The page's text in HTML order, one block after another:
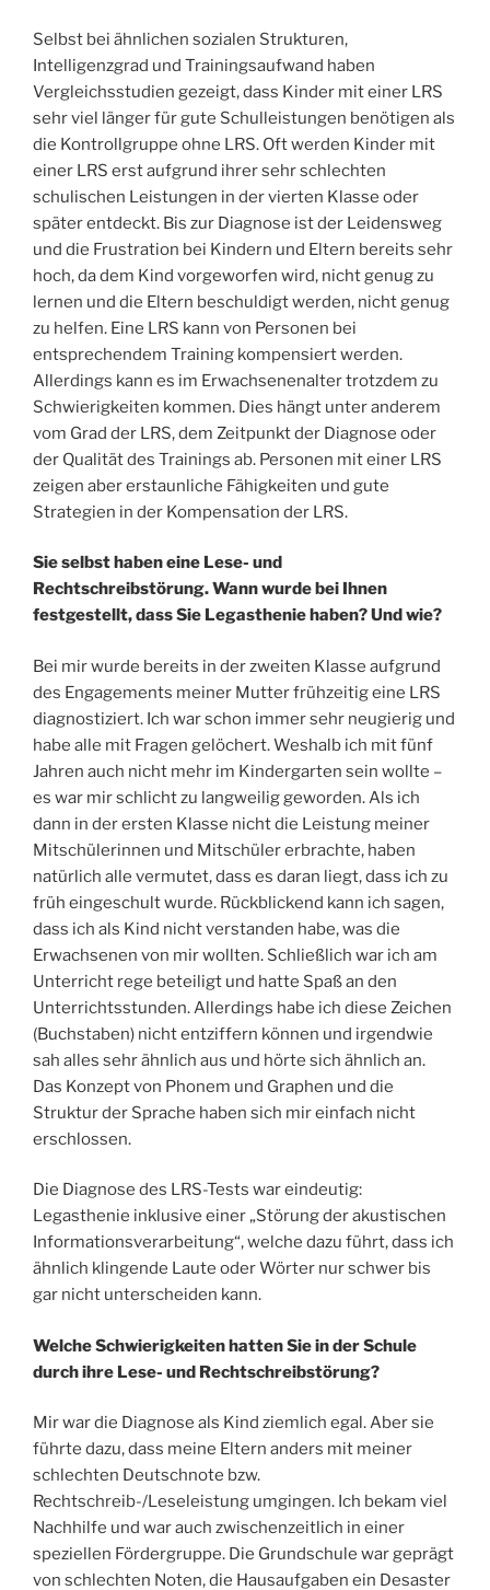
Selbst bei ähnlichen sozialen Strukturen,
Intelligenzgrad und Trainingsaufwand haben
Vergleichsstudien gezeigt, dass Kinder mit einer LRS
sehr viel länger für gute Schulleistungen benötigen als
die Kontrollgruppe ohne LRS. Oft werden Kinder mit
einer LRS erst aufgrund ihrer sehr schlechten
schulischen Leistungen in der vierten Klasse oder
später entdeckt. Bis zur Diagnose ist der Leidensweg
und die Frustration bei Kindern und Eltern bereits sehr
hoch, da dem Kind vorgeworfen wird, nicht genug zu
lernen und die Eltern beschuldigt werden, nicht genug
zu helfen. Eine LRS kann von Personen bei
entsprechendem Training kompensiert werden.
Allerdings kann es im Erwachsenenalter trotzdem zu
Schwierigkeiten kommen. Dies hängt unter anderem
vom Grad der LRS, dem Zeitpunkt der Diagnose oder
der Qualität des Trainings ab. Personen mit einer LRS
zeigen aber erstaunliche Fähigkeiten und gute
Strategien in der Kompensation der LRS.
Sie selbst haben eine Lese- und
Rechtschreibstörung. Wann wurde bei Ihnen
festgestellt, dass Sie Legasthenie haben? Und wie?
Bei mir wurde bereits in der zweiten Klasse aufgrund
des Engagements meiner Mutter frühzeitig eine LRS
diagnostiziert. Ich war schon immer sehr neugierig und
habe alle mit Fragen gelöchert. Weshalb ich mit fünf
Jahren auch nicht mehr im Kindergarten sein wollte –
es war mir schlicht zu langweilig geworden. Als ich
dann in der ersten Klasse nicht die Leistung meiner
Mitschülerinnen und Mitschüler erbrachte, haben
natürlich alle vermutet, dass es daran liegt, dass ich zu
früh eingeschult wurde. Rückblickend kann ich sagen,
dass ich als Kind nicht verstanden habe, was die
Erwachsenen von mir wollten. Schließlich war ich am
Unterricht rege beteiligt und hatte Spaß an den
Unterrichtsstunden. Allerdings habe ich diese Zeichen
(Buchstaben) nicht entziffern können und irgendwie
sah alles sehr ähnlich aus und hörte sich ähnlich an.
Das Konzept von Phonem und Graphen und die
Struktur der Sprache haben sich mir einfach nicht
erschlossen.
Die Diagnose des LRS-Tests war eindeutig:
Legasthenie inklusive einer „Störung der akustischen
Informationsverarbeitung“, welche dazu führt, dass ich
ähnlich klingende Laute oder Wörter nur schwer bis
gar nicht unterscheiden kann.
Welche Schwierigkeiten hatten Sie in der Schule
durch ihre Lese- und Rechtschreibstörung?
Mir war die Diagnose als Kind ziemlich egal. Aber sie
führte dazu, dass meine Eltern anders mit meiner
schlechten Deutschnote bzw.
Rechtschreib-/Leseleistung umgingen. Ich bekam viel
Nachhilfe und war auch zwischenzeitlich in einer
speziellen Fördergruppe. Die Grundschule war geprägt
von schlechten Noten, die Hausaufgaben ein Desaster